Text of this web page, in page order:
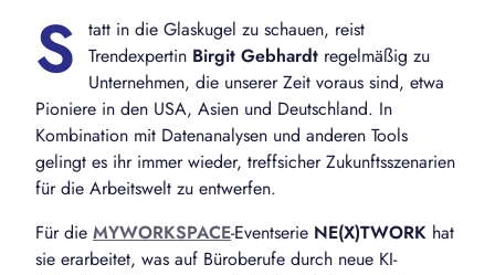
S
tatt in die Glaskugel zu schauen, reist
Trendexpertin Birgit Gebhardt regelmäßig zu
Unternehmen, die unserer Zeit voraus sind, etwa
Pioniere in den USA, Asien und Deutschland. In
Kombination mit Datenanalysen und anderen Tools
gelingt es ihr immer wieder, treffsicher Zukunftsszenarien
für die Arbeitswelt zu entwerfen.
Für die MYWORKSPACE-Eventserie NE(X)TWORK hat
sie erarbeitet, was auf Büroberufe durch neue KI-